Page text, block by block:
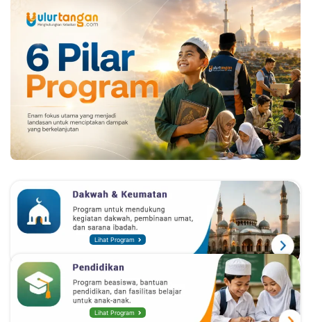
Lihat Program
Lihat Program